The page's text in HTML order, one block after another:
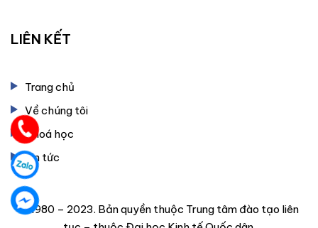
LIÊN KẾT
Trang chủ
Về chúng tôi
Khoá học
Tin tức
© 1980 – 2023. Bản quyền thuộc Trung tâm đào tạo liên